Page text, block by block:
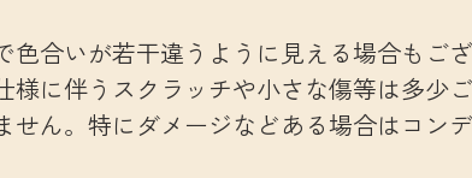
合いが若干違うように見える場合もござ
様に伴うスクラッチや小さな傷等は多少
せん。特にダメージなどある場合はコン